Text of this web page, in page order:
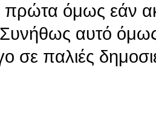
όμως εάν
αυτό όμως
σε παλιές